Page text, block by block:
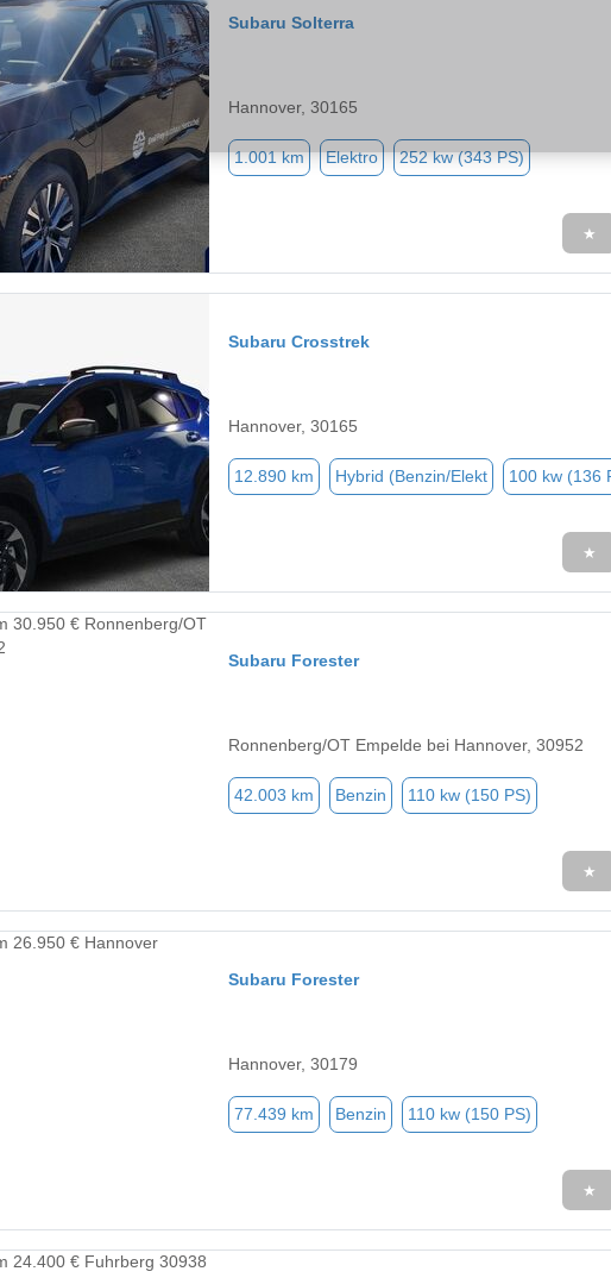
Subaru Solterra
Hannover, 30165
1.001 km Elektro 252 kw (343 PS)
★
Subaru Crosstrek
Hannover, 30165
12.890 km Hybrid (Benzin/Elekt 100 kw (136
★
Subaru Forester
Ronnenberg/OT Empelde bei Hannover, 30952
42.003 km Benzin 110 kw (150 PS)
★
Subaru Forester
Hannover, 30179
77.439 km Benzin 110 kw (150 PS)
★